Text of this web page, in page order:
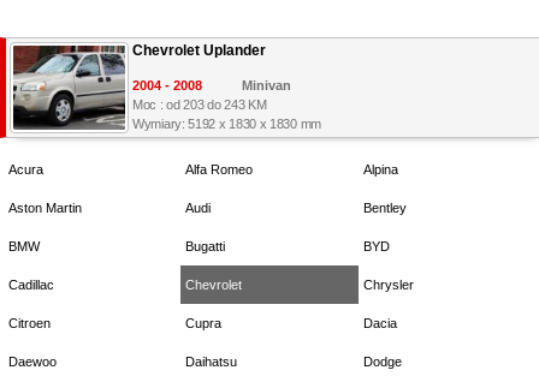
Chevrolet Uplander
2004 - 2008
Minivan
Moc : od 203 do 243 KM
Wymiary: 5192 x 1830 x 1830 mm
Acura Alfa Romeo Alpina
Aston Martin Audi Bentley
BMW Bugatti BYD
Cadillac Chevrolet Chrysler
Citroen Cupra Dacia
Daewoo Daihatsu Dodge